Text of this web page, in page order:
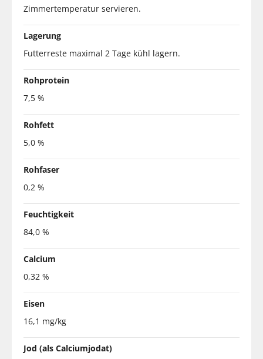
Zimmertemperatur servieren.
Lagerung
Futterreste maximal 2 Tage kühl lagern.
Rohprotein
7,5 %
Rohfett
5,0 %
Rohfaser
0,2 %
Feuchtigkeit
84,0 %
Calcium
0,32 %
Eisen
16,1 mg/kg
Jod (als Calciumjodat)